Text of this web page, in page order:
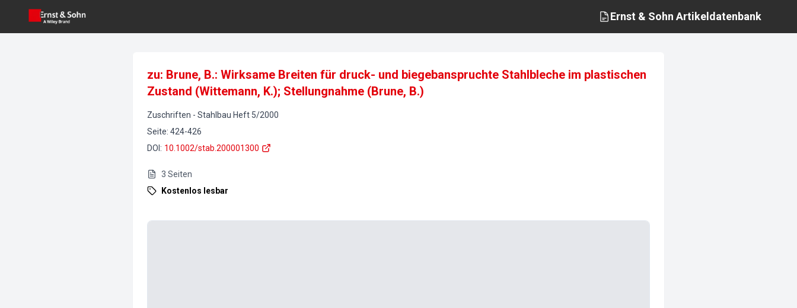
Ernst & Sohn Artikeldatenbank
zu: Brune, B.: Wirksame Breiten für druck- und biegebanspruchte Stahlbleche im plastischen
Zustand (Wittemann, K.); Stellungnahme (Brune, B.)
Zuschriften - Stahlbau Heft 5/2000
Seite: 424-426
DOI : 10.1002/stab.200001300
3 Seiten
Kostenlos lesbar